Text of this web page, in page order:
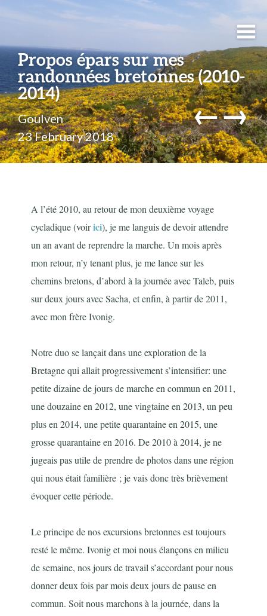
Propos épars sur mes
randonnées bretonnes (2010-
2014)
Goulven
23 February 2018
←→
A l’été 2010, au retour de mon deuxième voyage
cycladique (voirici), je me languis de devoir attendre
un an avant de reprendre la marche. Un mois après
mon retour, n’y tenant plus, je me lance sur les
chemins bretons, d’abord à la journée avec Taleb, puis
sur deux jours avec Sacha, et enfin, à partir de 2011,
avec mon frère Ivonig.
Notre duo se lançait dans une exploration de la
Bretagne qui allait progressivement s’intensifier: une
petite dizaine de jours de marche en commun en 2011,
une douzaine en 2012, une vingtaine en 2013, un peu
plus en 2014, une petite quarantaine en 2015, une
grosse quarantaine en 2016. De 2010 à 2014, je ne
jugeais pas utile de prendre de photos dans une région
qui nous était familière ; je vais donc très brièvement
évoquer cette période.
Le principe de nos excursions bretonnes est toujours
resté le même. Ivonig et moi nous élançons en milieu
de semaine, nos jours de travail s’accordant pour nous
donner deux fois par mois deux jours de pause en
commun. Soit nous marchons à la journée, dans la